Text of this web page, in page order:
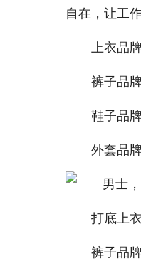
自在，让工
上衣品
裤子品
鞋子品
外套品
打底上
裤子品